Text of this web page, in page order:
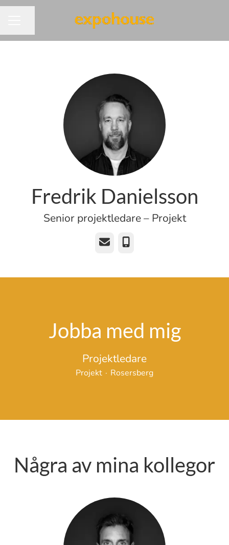
Fredrik Danielsson
Senior projektledare – Projekt
E-post Telefon
Jobba med mig
Projektledare
Projekt · Rosersberg
Några av mina kollegor